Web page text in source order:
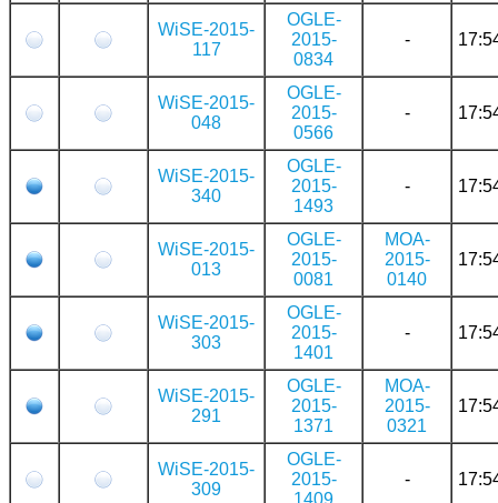
WiSE-2015-
117
OGLE-
2015-
0834
-
WiSE-2015-
048
OGLE-
2015-
0566
-
WiSE-2015-
340
OGLE-
2015-
1493
-
WiSE-2015-
013
OGLE-
2015-
0081
MOA-
2015-
0140
WiSE-2015-
303
OGLE-
2015-
1401
-
WiSE-2015-
291
OGLE-
2015-
1371
MOA-
2015-
0321
WiSE-2015-
309
OGLE-
2015-
1409
-